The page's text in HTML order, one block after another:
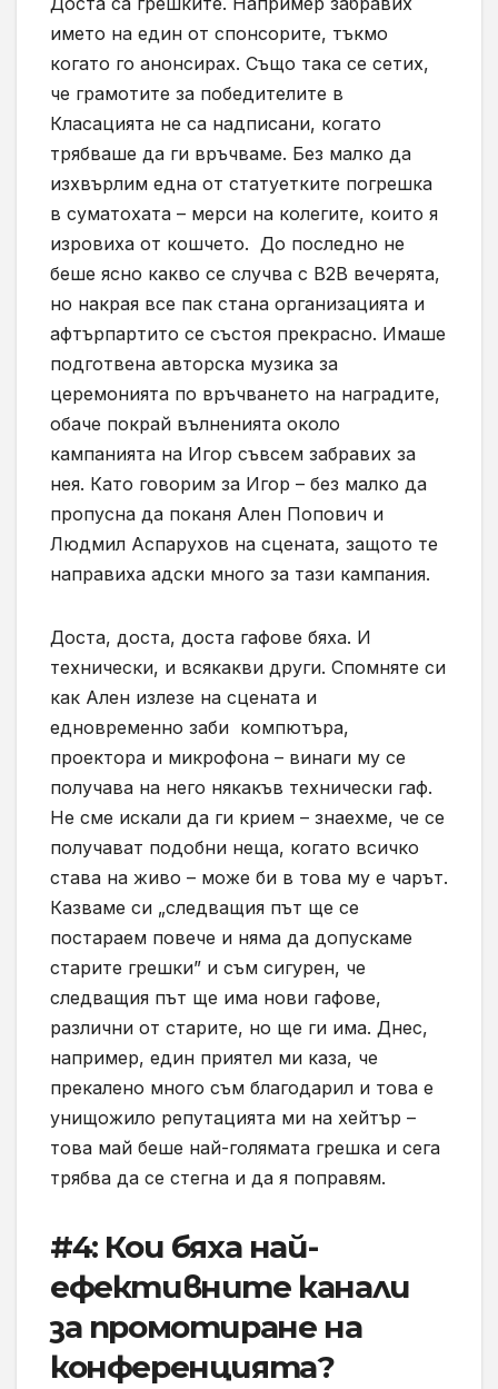
името на един от спонсорите, тъкмо
когато го анонсирах. Също така се сетих,
че грамотите за победителите в
Класацията не са надписани, когато
трябваше да ги връчваме. Без малко да
изхвърлим една от статуетките погрешка
в суматохата – мерси на колегите, които я
изровиха от кошчето. До последно не
беше ясно какво се случва с B2B вечерята,
но накрая все пак стана организацията и
афтърпартито се състоя прекрасно. Имаше
подготвена авторска музика за
церемонията по връчването на наградите,
обаче покрай вълненията около
кампанията на Игор съвсем забравих за
нея. Като говорим за Игор – без малко да
пропусна да поканя Ален Попович и
Людмил Аспарухов на сцената, защото те
направиха адски много за тази кампания.
Доста, доста, доста гафове бяха. И
технически, и всякакви други. Спомняте си
как Ален излезе на сцената и
едновременно заби компютъра,
проектора и микрофона – винаги му се
получава на него някакъв технически гаф.
Не сме искали да ги крием – знаехме, че се
получават подобни неща, когато всичко
става на живо – може би в това му е чарът.
Казваме си „следващия път ще се
постараем повече и няма да допускаме
старите грешки” и съм сигурен, че
следващия път ще има нови гафове,
различни от старите, но ще ги има. Днес,
например, един приятел ми каза, че
прекалено много съм благодарил и това е
унищожило репутацията ми на хейтър –
това май беше най-голямата грешка и сега
трябва да се стегна и да я поправям.
#4: Кои бяха най-
ефективните канали
за промотиране на
конференцията?